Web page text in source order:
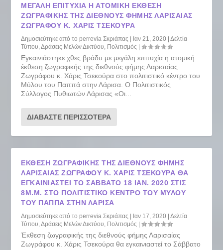
ΜΕΓΆΛΗ ΕΠΙΤΥΧΊΑ Η ΑΤΟΜΙΚΉ ΈΚΘΕΣΗ
ΖΩΓΡΑΦΙΚΉΣ ΤΗΣ ΔΙΕΘΝΟΎΣ ΦΉΜΗΣ ΛΑΡΙΣΑΊΑΣ
ΖΩΓΡΆΦΟΥ Κ. ΧΆΡΙΣ ΤΣΕΚΟΎΡΑ
Δημοσιεύτηκε από τοperrevia Σκριάπας | Ιαν 21, 2020 |Δελτία
Τύπου ,Δράσεις Μελών Δικτύου Πολιτισμός |
Εγκαινιάστηκε χθες βράδυ με μεγάλη επιτυχία η ατομική
έκθεση ζωγραφικής της διεθνούς φήμης Λαρισαίας
Ζωγράφου κ. Χάρις Τσεκούρα στο πολιτιστικό κέντρο του
Μύλου του Παππά στην Λάρισα. Ο Πολιτιστικός
Σύλλογος Πυθιωτών Λάρισας «Οι...
ΔΙΑΒΆΣΤΕ ΠΕΡΙΣΣΌΤΕΡΑ
ΈΚΘΕΣΗ ΖΩΓΡΑΦΙΚΉΣ ΤΗΣ ΔΙΕΘΝΟΎΣ ΦΉΜΗΣ
ΛΑΡΙΣΑΊΑΣ ΖΩΓΡΆΦΟΥ Κ. ΧΆΡΙΣ ΤΣΕΚΟΎΡΑ ΘΑ
ΕΓΚΑΙΝΙΑΣΤΕΊ ΤΟ ΣΆΒΒΑΤΟ 18 ΙΑΝ. 2020 ΣΤΙΣ
8Μ.Μ. ΣΤΟ ΠΟΛΙΤΙΣΤΙΚΌ ΚΈΝΤΡΟ ΤΟΥ ΜΎΛΟΥ
ΤΟΥ ΠΑΠΠΆ ΣΤΗΝ ΛΆΡΙΣΑ
Δημοσιεύτηκε από τοperrevia Σκριάπας | Ιαν 17, 2020 |Δελτία
Τύπου ,Δράσεις Μελών Δικτύου Πολιτισμός |
Έκθεση ζωγραφικής της διεθνούς φήμης Λαρισαίας
Ζωγράφου κ. Χάρις Τσεκούρα θα εγκαινιαστεί το Σάββατο